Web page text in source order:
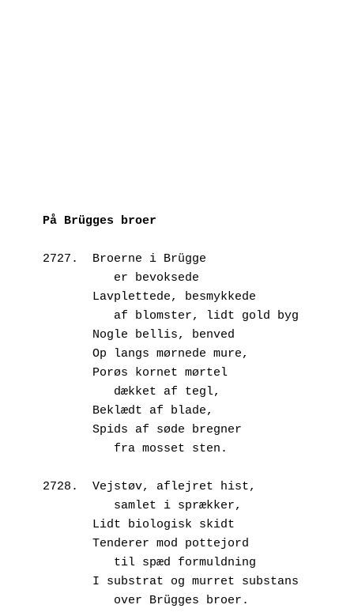
På Brügges broer
2727.  Broerne i Brügge
          er bevoksede
       Lavplettede, besmykkede
          af blomster, lidt gold byg
       Nogle bellis, benved
       Op langs mørnede mure,
       Porøs kornet mørtel
          dækket af tegl,
       Beklædt af blade,
       Spids af søde bregner
          fra mosset sten.
2728.  Vejstøv, aflejret hist,
          samlet i sprækker,
       Lidt biologisk skidt
       Tenderer mod pottejord
          til spæd formuldning
       I substrat og murret substans
          over Brügges broer.